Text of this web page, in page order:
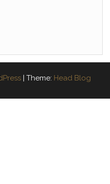
| Theme: Head Blog